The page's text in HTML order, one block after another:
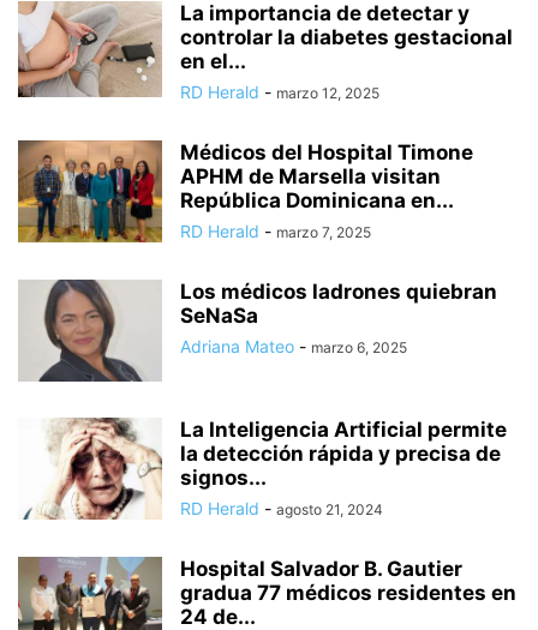
La importancia de detectar y
controlar la diabetes gestacional
en el...
RD Herald - marzo 12, 2025
Médicos del Hospital Timone
APHM de Marsella visitan
República Dominicana en...
RD Herald - marzo 7, 2025
Los médicos ladrones quiebran
SeNaSa
Adriana Mateo - marzo 6, 2025
La Inteligencia Artificial permite
la detección rápida y precisa de
signos...
RD Herald - agosto 21, 2024
Hospital Salvador B. Gautier
gradua 77 médicos residentes en
24 de...